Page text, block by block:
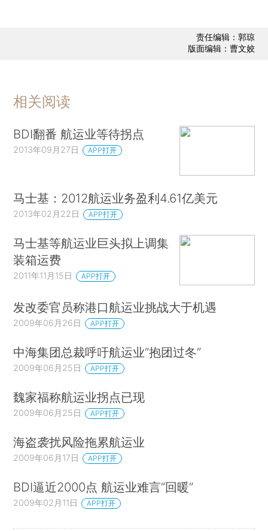
责任编辑：郭琼
版面编辑：曹文姣
相关阅读
BDI翻番 航运业等待拐点
2013年09月27日 APP打开
马士基：2012航运业务盈利4.61亿美元
2013年02月22日 APP打开
马士基等航运业巨头拟上调集
装箱运费
2011年11月15日 APP打开
发改委官员称港口航运业挑战大于机遇
2009年06月26日 APP打开
中海集团总裁呼吁航运业“抱团过冬”
2009年06月25日 APP打开
魏家福称航运业拐点已现
2009年06月25日 APP打开
海盗袭扰风险拖累航运业
2009年06月17日 APP打开
BDI逼近2000点 航运业难言“回暖”
2009年02月11日 APP打开